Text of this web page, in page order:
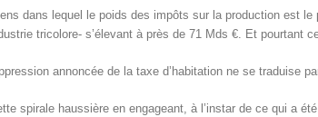
dans lequel le poids des impôts sur la production est
tricolore- s’élevant à près de 71 Mds €. Et pourtant
annoncée de la taxe d’habitation ne se
spirale haussière en engageant, à l’instar de ce qui a